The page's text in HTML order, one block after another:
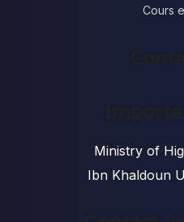
Cours
Ministry of
Ibn Khaldoun